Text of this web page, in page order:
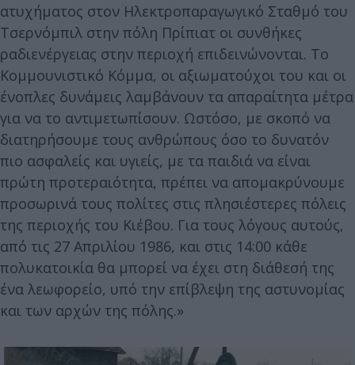
ατυχήματος στον Ηλεκτροπαραγωγικό Σταθμό του
Τσερνόμπιλ στην πόλη Πρίπιατ οι συνθήκες
ραδιενέργειας στην περιοχή επιδεινώνονται. Το
Κομμουνιστικό Κόμμα, οι αξιωματούχοι του και οι
ένοπλες δυνάμεις λαμβάνουν τα απαραίτητα μέτρα
για να το αντιμετωπίσουν. Ωστόσο, με σκοπό να
διατηρήσουμε τους ανθρώπους όσο το δυνατόν
πιο ασφαλείς και υγιείς, με τα παιδιά να είναι
πρώτη προτεραιότητα, πρέπει να απομακρύνουμε
προσωρινά τους πολίτες στις πλησιέστερες πόλεις
της περιοχής του Κιέβου. Για τους λόγους αυτούς,
από τις 27 Απριλίου 1986, και στις 14:00 κάθε
πολυκατοικία θα μπορεί να έχει στη διάθεσή της
ένα λεωφορείο, υπό την επίβλεψη της αστυνομίας
και των αρχών της πόλης.»